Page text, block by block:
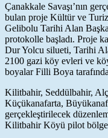
Çanakkale Savaşı’nın
bulan proje Kültür ve
Gelibolu Tarihi Alan
protokolle başladı. Proje
Dur Yolcu silueti, Tarihi
2100 gazi köy evleri ve
boyalar Filli Boya
Kilitbahir, Seddülbahir,
Küçükanafarta,
gerçekleştirilecek
Kilitbahir Köyü pilot